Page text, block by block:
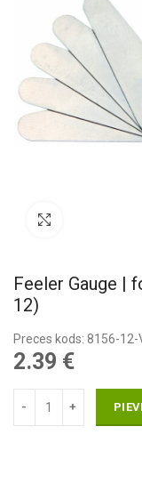
Feeler Gauge |
12)
Preces kods: 8156-12-
2.39 €